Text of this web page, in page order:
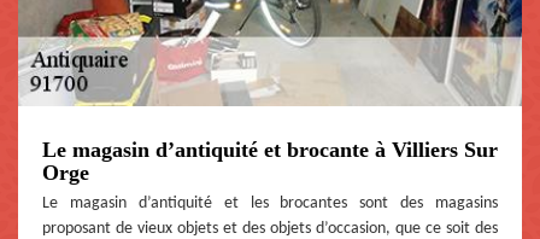
Le magasin d’antiquité et brocante à Villiers Sur
Orge
Le magasin d’antiquité et les brocantes sont des magasins
proposant de vieux objets et des objets d’occasion, que ce soit des